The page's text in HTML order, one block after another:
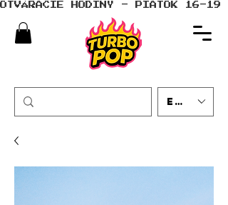
OTVÁRACIE HODINY - PIATOK 16-19
EUR (€)